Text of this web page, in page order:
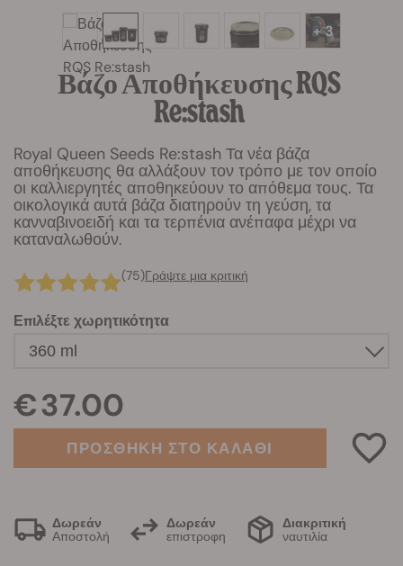
+ 3
Βάζο Αποθήκευσης RQS
Re:stash
Royal Queen Seeds Re:stash Τα νέα βάζα
αποθήκευσης θα αλλάξουν τον τρόπο με τον οποίο
οι καλλιεργητές αποθηκεύουν το απόθεμα τους. Τα
οικολογικά αυτά βάζα διατηρούν τη γεύση, τα
κανναβινοειδή και τα τερπένια ανέπαφα μέχρι να
καταναλωθούν.
(75)Γράψτε μια κριτική
Επιλέξτε χωρητικότητα
€ 37.00
ΠΡΟΣΘΗΚΗ ΣΤΟ ΚΑΛΑΘΙ
Δωρεάν
Αποστολή
Δωρεάν
επιστροφη
Διακριτική
ναυτιλία